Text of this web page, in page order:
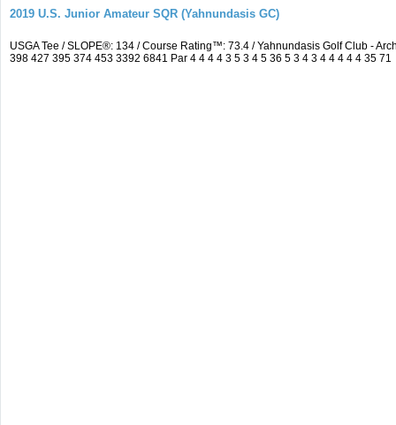
2019 U.S. Junior Amateur SQR (Yahnundasis GC)
USGA Tee / SLOPE®: 134 / Course Rating™: 73.4 / Yahnundasis Golf Club -
398 427 395 374 453 3392 6841 Par 4 4 4 4 3 5 3 4 5 36 5 3 4 3 4 4 4 4 4 35 71